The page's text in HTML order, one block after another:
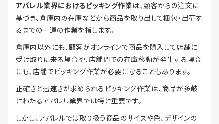
アパレル業界におけるピッキング作業は、顧客からの注文に
基づき、倉庫内の在庫などから商品を取り出して梱包・出荷す
るまでの一連の作業を指します。
倉庫内以外にも、顧客がオンラインで商品を購入して店舗に
受け取りに来る場合や、店舗間での在庫移動が発生する場合
にも、店舗でピッキング作業が必要になることもあります。
正確さと迅速さが求められるピッキング作業は、商品が多岐
にわたるアパレル業界では特に重要です。
しかし、アパレルでは取り扱う商品のサイズや色、デザインの